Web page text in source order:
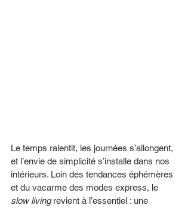
Le temps ralentit, les journées s’allongent,
et l’envie de simplicité s’installe dans nos
intérieurs. Loin des tendances éphémères
et du vacarme des modes express, le
slow living revient à l’essentiel : une